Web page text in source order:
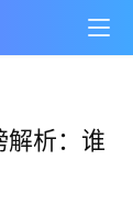
析：谁